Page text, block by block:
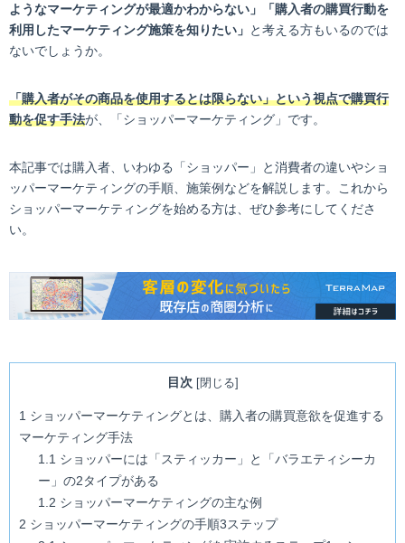
ようなマーケティングが最適かわからない」「購入者の購買行動を
利用したマーケティング施策を知りたい」 と考える方もいるのでは
ないでしょうか。
「購入者がその商品を使用するとは限らない」という視点で購買行
動を促す手法が、「ショッパーマーケティング」です。
本記事では購入者、いわゆる「ショッパー」と消費者の違いやショ
ッパーマーケティングの手順、施策例などを解説します。これから
ショッパーマーケティングを始める方は、ぜひ参考にしてくださ
い。
目次 [閉じる]
1 ショッパーマーケティングとは、購入者の購買意欲を促進する
マーケティング手法
1.1 ショッパーには「スティッカー」と「バラエティシーカ
ー」の2タイプがある
1.2 ショッパーマーケティングの主な例
2 ショッパーマーケティングの手順3ステップ